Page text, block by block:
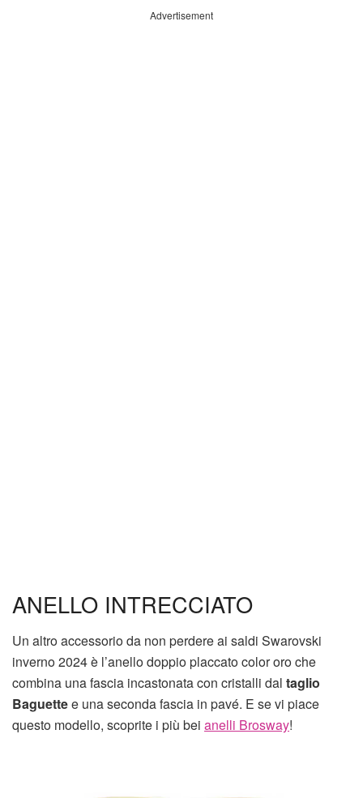
Advertisement
ANELLO INTRECCIATO
Un altro accessorio da non perdere ai saldi Swarovski
inverno 2024 è l’anello doppio placcato color oro che
combina una fascia incastonata con cristalli dal taglio
Baguettee una seconda fascia in pavé. E se vi piace
questo modello, scoprite i più bei anelli Brosway!